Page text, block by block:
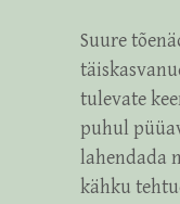
Suure
tulevate
puhul
lahendada
kähku